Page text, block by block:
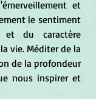
et
le sentiment
du caractère
vie. Méditer de la
de la profondeur
nous inspirer et